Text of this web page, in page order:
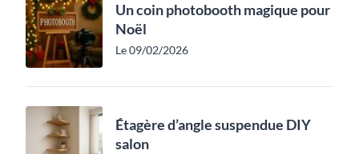
Un coin photobooth magique pour
Noël
Le 09/02/2026
Étagère d’angle suspendue DIY
salon